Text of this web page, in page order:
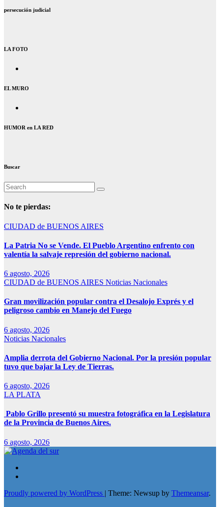
persecución judicial
LA FOTO
EL MURO
HUMOR en LA RED
Buscar
No te pierdas:
CIUDAD de BUENOS AIRES
La Patria No se Vende. El Pueblo Argentino enfrento con
valentía la salvaje represión del gobierno nacional.
6 agosto, 2026
CIUDAD de BUENOS AIRES Noticias Nacionales
Gran movilización popular contra el Desalojo Exprés y el
peligroso cambio en Manejo del Fuego
6 agosto, 2026
Noticias Nacionales
Amplia derrota del Gobierno Nacional. Por la presión popular
tuvo que bajar la Ley de Tierras.
6 agosto, 2026
LA PLATA
Pablo Grillo presentó su muestra fotográfica en la Legislatura
de la Provincia de Buenos Aires.
6 agosto, 2026
Proudly powered by WordPress | Theme: Newsup by Themeansar.